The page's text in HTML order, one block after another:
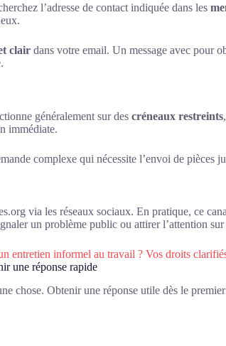
l’adresse de contact indiquée dans les
clair dans votre email. Un message avec pour
généralement sur des créneaux restreints
immédiate.
complexe qui nécessite l’envoi de
via les réseaux sociaux. En pratique, ce
un problème public ou attirer l’attention
entretien informel au travail ? Vos droits
une réponse rapide
chose. Obtenir une réponse utile dès le